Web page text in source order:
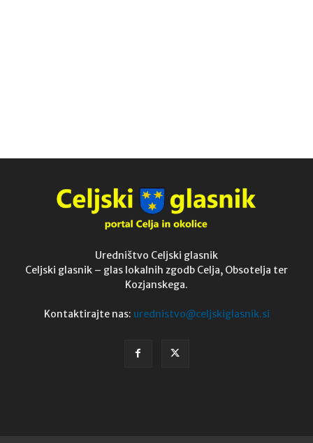
Uredništvo Celjski glasnik
Celjski glasnik – glas lokalnih zgodb Celja, Obsotelja ter
Kozjanskega.
Kontaktirajte nas: urednistvo@celjskiglasnik.si